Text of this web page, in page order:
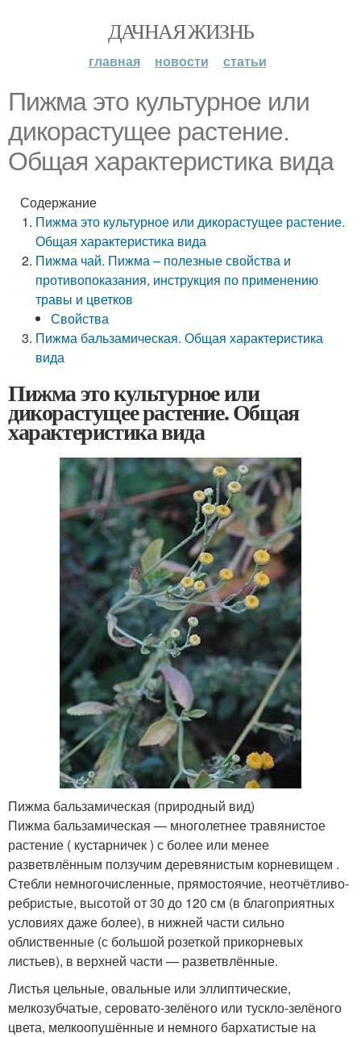
ДАЧНАЯ ЖИЗНЬ
главная новости статьи
Пижма это культурное или
дикорастущее растение.
Общая характеристика вида
Содержание
Пижма это культурное или дикорастущее растение.
Общая характеристика вида
Пижма чай. Пижма – полезные свойства и
противопоказания, инструкция по применению
травы и цветков
Свойства­
Пижма бальзамическая. Общая характеристика
вида
Пижма это культурное или
дикорастущее растение. Общая
характеристика вида
Пижма бальзамическая (природный вид)
Пижма бальзамическая — многолетнее травянистое
растение ( кустарничек ) с более или менее
разветвлённым ползучим деревянистым корневищем .
Стебли немногочисленные, прямостоячие, неотчётливо-
ребристые, высотой от 30 до 120 см (в благоприятных
условиях даже более), в нижней части сильно
облиственные (с большой розеткой прикорневых
листьев), в верхней части — разветвлённые.
Листья цельные, овальные или эллиптические,
мелкозубчатые, серовато-зелёного или тускло-зелёного
цвета, мелкоопушённые и немного бархатистые на